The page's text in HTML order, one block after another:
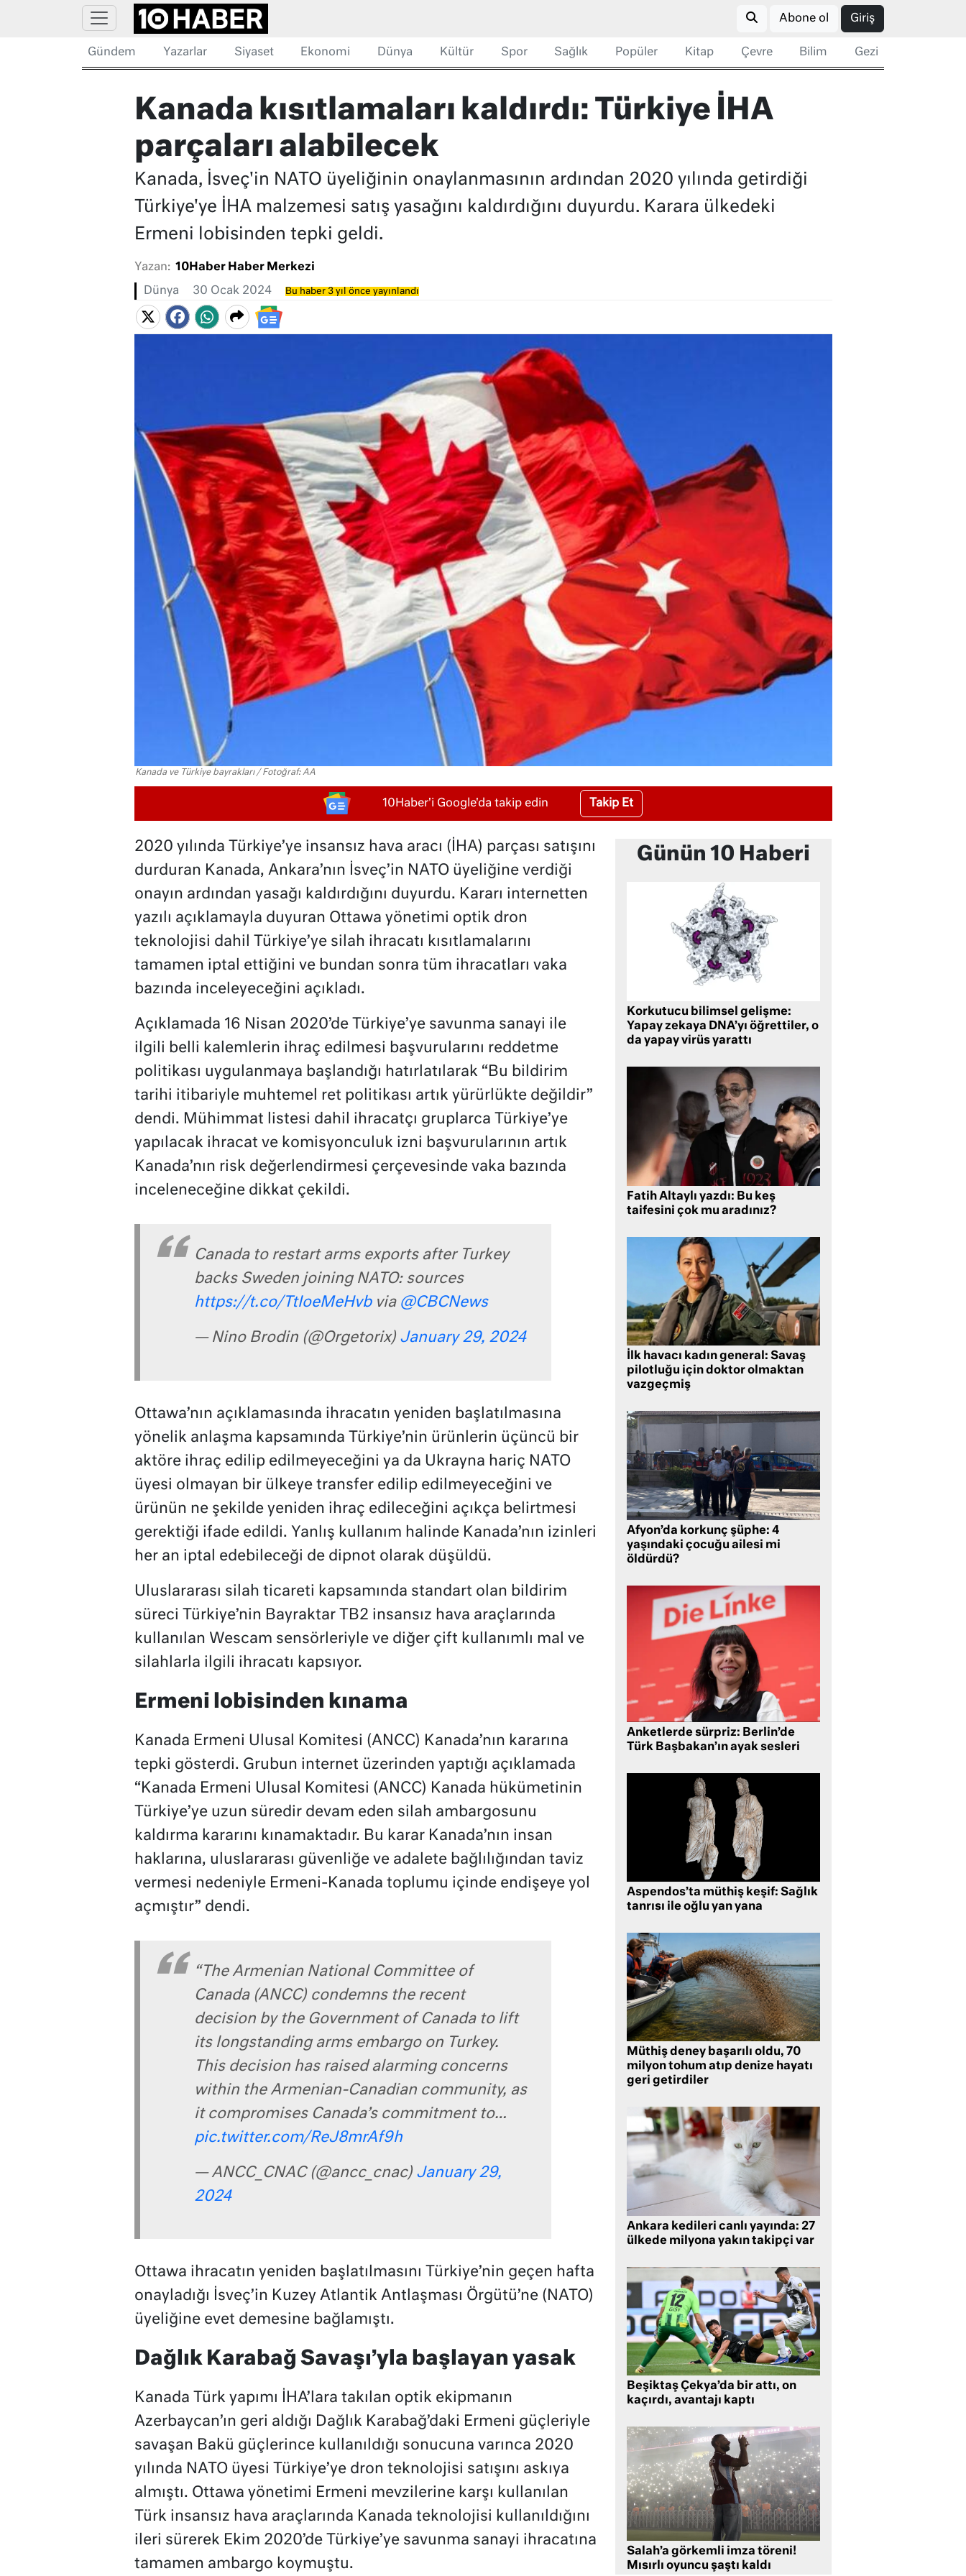
Abone ol Giriş
Gündem Yazarlar Siyaset Ekonomi Dünya Kültür Spor Sağlık Popüler Kitap Çevre Bilim Gezi
Kanada kısıtlamaları kaldırdı: Türkiye İHA
parçaları alabilecek
Kanada, İsveç'in NATO üyeliğinin onaylanmasının ardından 2020 yılında getirdiği
Türkiye'ye İHA malzemesi satış yasağını kaldırdığını duyurdu. Karara ülkedeki
Ermeni lobisinden tepki geldi.
Yazan: 10Haber Haber Merkezi
Dünya 30 Ocak 2024 Bu haber 3 yıl önce yayınlandı
Kanada ve Türkiye bayrakları / Fotoğraf: AA
10Haber'i Google'da takip edin Takip Et
2020 yılında Türkiye’ye insansız hava aracı (İHA) parçası satışını
durduran Kanada, Ankara’nın İsveç’in NATO üyeliğine verdiği
onayın ardından yasağı kaldırdığını duyurdu. Kararı internetten
yazılı açıklamayla duyuran Ottawa yönetimi optik dron
teknolojisi dahil Türkiye’ye silah ihracatı kısıtlamalarını
tamamen iptal ettiğini ve bundan sonra tüm ihracatları vaka
bazında inceleyeceğini açıkladı.
Açıklamada 16 Nisan 2020’de Türkiye’ye savunma sanayi ile
ilgili belli kalemlerin ihraç edilmesi başvurularını reddetme
politikası uygulanmaya başlandığı hatırlatılarak “Bu bildirim
tarihi itibariyle muhtemel ret politikası artık yürürlükte değildir”
dendi. Mühimmat listesi dahil ihracatçı gruplarca Türkiye’ye
yapılacak ihracat ve komisyonculuk izni başvurularının artık
Kanada’nın risk değerlendirmesi çerçevesinde vaka bazında
inceleneceğine dikkat çekildi.
Canada to restart arms exports after Turkey
backs Sweden joining NATO: sources
https://t.co/TtIoeMeHvbvia @CBCNews
— Nino Brodin (@Orgetorix) January 29, 2024
Ottawa’nın açıklamasında ihracatın yeniden başlatılmasına
yönelik anlaşma kapsamında Türkiye’nin ürünlerin üçüncü bir
aktöre ihraç edilip edilmeyeceğini ya da Ukrayna hariç NATO
üyesi olmayan bir ülkeye transfer edilip edilmeyeceğini ve
ürünün ne şekilde yeniden ihraç edileceğini açıkça belirtmesi
gerektiği ifade edildi. Yanlış kullanım halinde Kanada’nın izinleri
her an iptal edebileceği de dipnot olarak düşüldü.
Uluslararası silah ticareti kapsamında standart olan bildirim
süreci Türkiye’nin Bayraktar TB2 insansız hava araçlarında
kullanılan Wescam sensörleriyle ve diğer çift kullanımlı mal ve
silahlarla ilgili ihracatı kapsıyor.
Ermeni lobisinden kınama
Kanada Ermeni Ulusal Komitesi (ANCC) Kanada’nın kararına
tepki gösterdi. Grubun internet üzerinden yaptığı açıklamada
“Kanada Ermeni Ulusal Komitesi (ANCC) Kanada hükümetinin
Türkiye’ye uzun süredir devam eden silah ambargosunu
kaldırma kararını kınamaktadır. Bu karar Kanada’nın insan
haklarına, uluslararası güvenliğe ve adalete bağlılığından taviz
vermesi nedeniyle Ermeni-Kanada toplumu içinde endişeye yol
açmıştır” dendi.
“The Armenian National Committee of
Canada (ANCC) condemns the recent
decision by the Government of Canada to lift
its longstanding arms embargo on Turkey.
This decision has raised alarming concerns
within the Armenian-Canadian community, as
it compromises Canada’s commitment to…
pic.twitter.com/ReJ8mrAf9h
— ANCC_CNAC (@ancc_cnac) January 29,
2024
Ottawa ihracatın yeniden başlatılmasını Türkiye’nin geçen hafta
onayladığı İsveç’in Kuzey Atlantik Antlaşması Örgütü’ne (NATO)
üyeliğine evet demesine bağlamıştı.
Dağlık Karabağ Savaşı’yla başlayan yasak
Kanada Türk yapımı İHA’lara takılan optik ekipmanın
Azerbaycan’ın geri aldığı Dağlık Karabağ’daki Ermeni güçleriyle
savaşan Bakü güçlerince kullanıldığı sonucuna varınca 2020
yılında NATO üyesi Türkiye’ye dron teknolojisi satışını askıya
almıştı. Ottawa yönetimi Ermeni mevzilerine karşı kullanılan
Türk insansız hava araçlarında Kanada teknolojisi kullanıldığını
ileri sürerek Ekim 2020’de Türkiye’ye savunma sanayi ihracatına
tamamen ambargo koymuştu.
Günün 10 Haberi
Korkutucu bilimsel gelişme:
Yapay zekaya DNA’yı öğrettiler, o
da yapay virüs yarattı
Fatih Altaylı yazdı: Bu keş
taifesini çok mu aradınız?
İlk havacı kadın general: Savaş
pilotluğu için doktor olmaktan
vazgeçmiş
Afyon’da korkunç şüphe: 4
yaşındaki çocuğu ailesi mi
öldürdü?
Anketlerde sürpriz: Berlin’de
Türk Başbakan’ın ayak sesleri
Aspendos’ta müthiş keşif: Sağlık
tanrısı ile oğlu yan yana
Müthiş deney başarılı oldu, 70
milyon tohum atıp denize hayatı
geri getirdiler
Ankara kedileri canlı yayında: 27
ülkede milyona yakın takipçi var
Beşiktaş Çekya’da bir attı, on
kaçırdı, avantajı kaptı
Salah’a görkemli imza töreni!
Mısırlı oyuncu şaştı kaldı